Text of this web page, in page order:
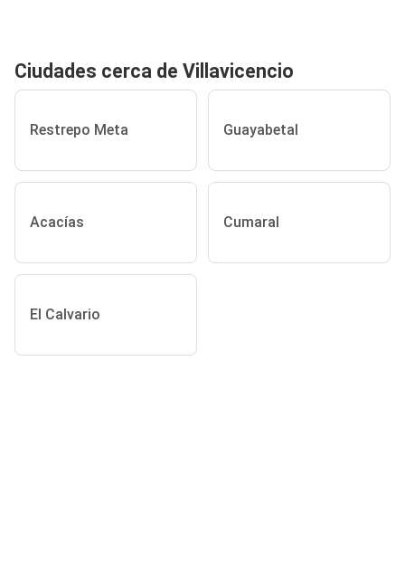
Ciudades cerca de Villavicencio
Restrepo Meta Guayabetal
Acacías Cumaral
El Calvario